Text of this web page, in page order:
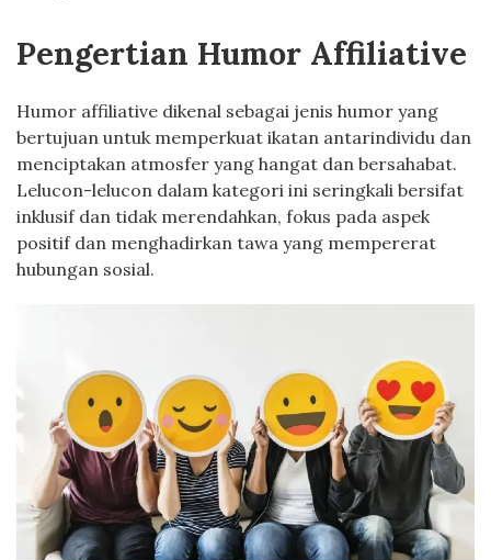
Pengertian Humor Affiliative
Humor affiliative dikenal sebagai jenis humor yang
bertujuan untuk memperkuat ikatan antarindividu dan
menciptakan atmosfer yang hangat dan bersahabat.
Lelucon-lelucon dalam kategori ini seringkali bersifat
inklusif dan tidak merendahkan, fokus pada aspek
positif dan menghadirkan tawa yang mempererat
hubungan sosial.